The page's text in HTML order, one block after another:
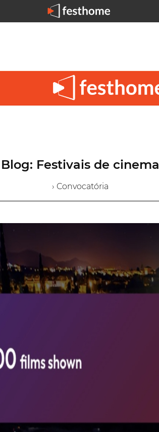
Blog: Festivais de cinema
› Convocatória